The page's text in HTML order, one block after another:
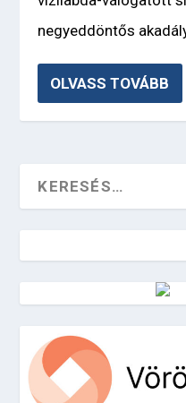
negyeddöntős
OLVASS TOVÁBB